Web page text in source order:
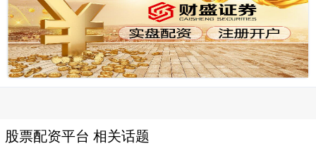
股票配资平台 相关话题